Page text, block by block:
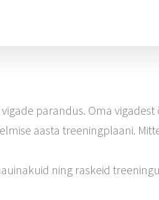
parandus. Oma
aasta treeningplaani.
ning raskeid